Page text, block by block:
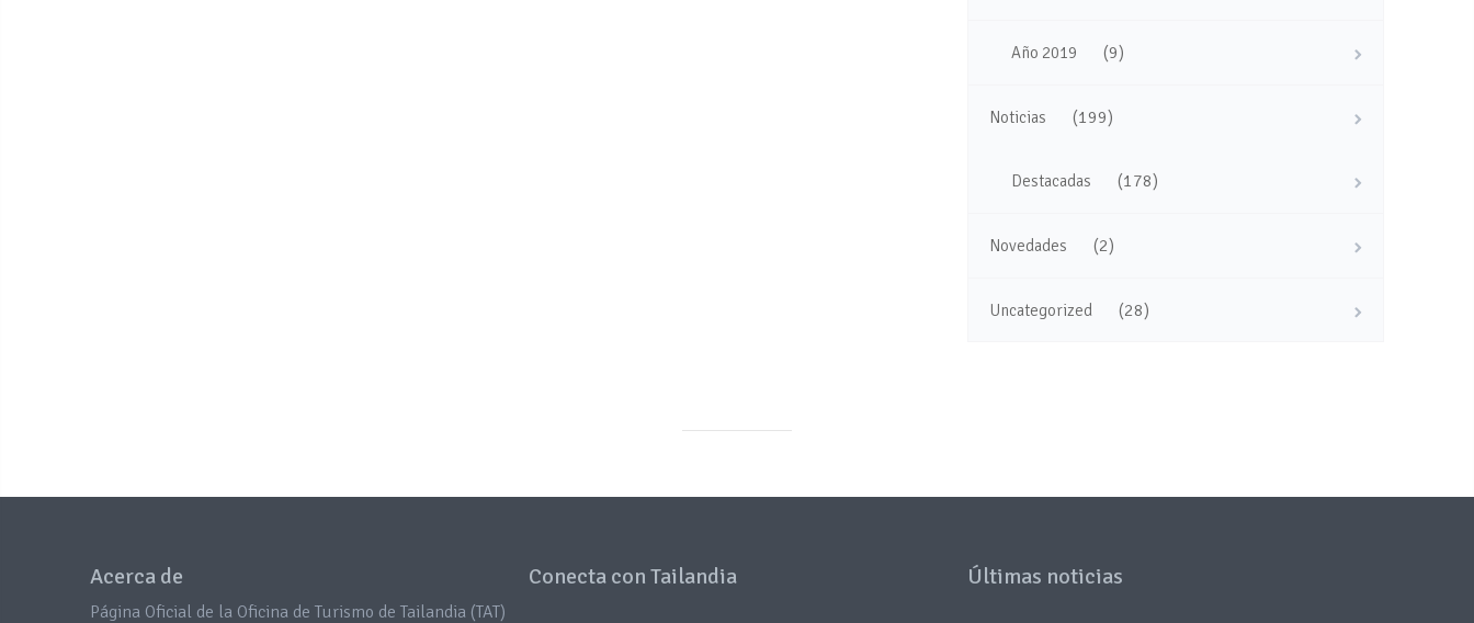
Año 2019 (9)
Noticias (199)
Destacadas (178)
Novedades (2)
Uncategorized (28)
Acerca de
Página Oficial de la Oficina de Turismo de Tailandia (TAT)
Conecta con Tailandia Últimas noticias